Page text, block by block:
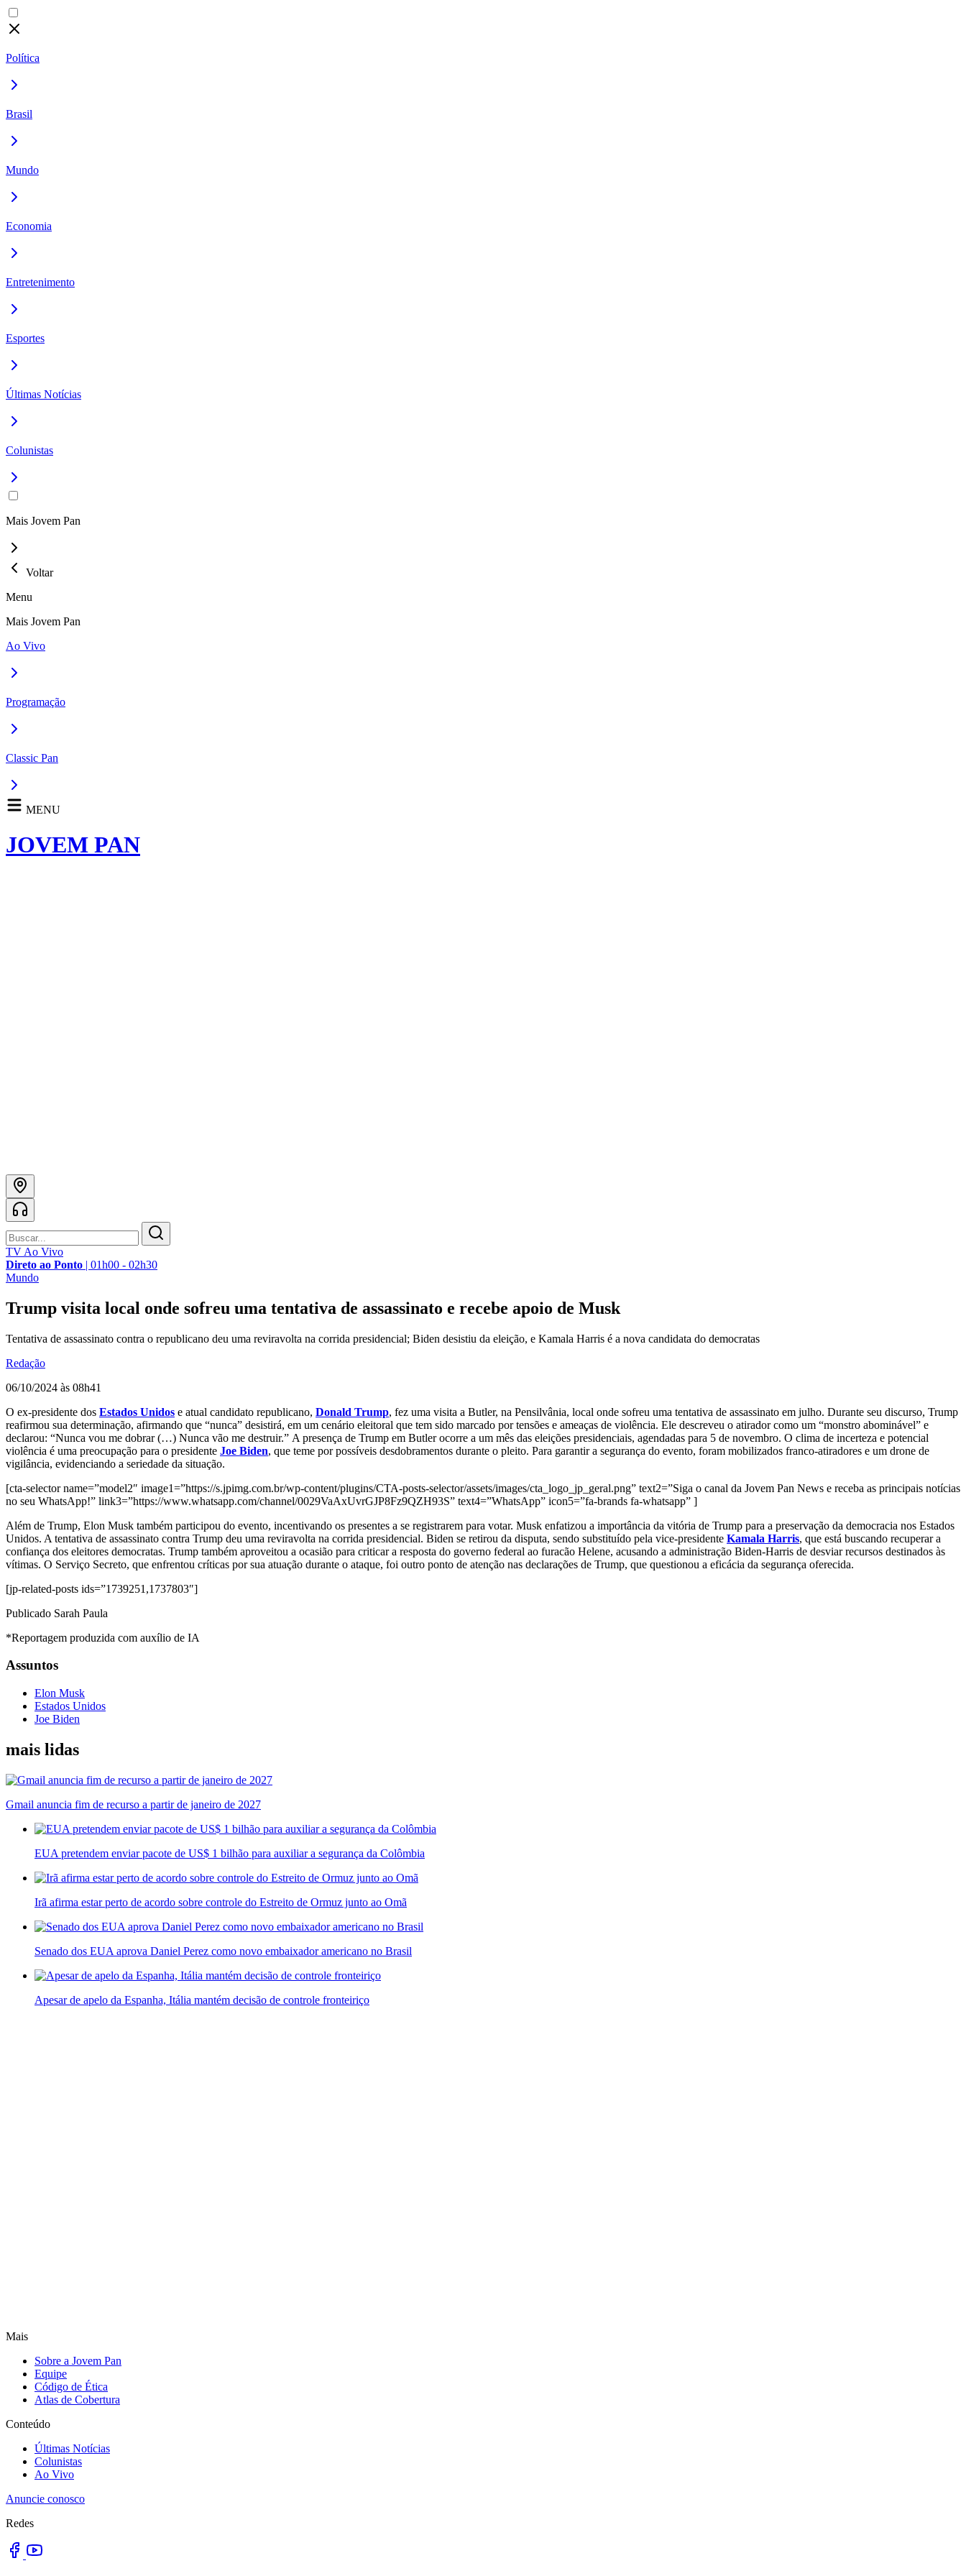
Política
Brasil
Mundo
Economia
Entretenimento
Esportes
Últimas Notícias
Colunistas
Mais Jovem Pan
Voltar
Menu
Mais Jovem Pan
Ao Vivo
Programação
Classic Pan
MENU
JOVEM PAN
TV Ao Vivo
Direto ao Ponto | 01h00 - 02h30
Mundo
Trump visita local onde sofreu uma tentativa de assassinato e recebe apoio de Musk
Tentativa de assassinato contra o republicano deu uma reviravolta na corrida presidencial; Biden desistiu da eleição, e Kamala Harris é a nova candidata do democratas
Redação
06/10/2024 às 08h41
O ex-presidente dos Estados Unidos e atual candidato republicano, Donald Trump, fez uma visita a Butler, na Pensilvânia, local onde sofreu uma tentativa de assassinato em julho. Durante seu discurso, Trump
reafirmou sua determinação, afirmando que “nunca” desistirá, em um cenário eleitoral que tem sido marcado por tensões e ameaças de violência. Ele descreveu o atirador como um “monstro abominável” e
declarou: “Nunca vou me dobrar (…) Nunca vão me destruir.” A presença de Trump em Butler ocorre a um mês das eleições presidenciais, agendadas para 5 de novembro. O clima de incerteza e potencial
violência é uma preocupação para o presidente Joe Biden, que teme por possíveis desdobramentos durante o pleito. Para garantir a segurança do evento, foram mobilizados franco-atiradores e um drone de
vigilância, evidenciando a seriedade da situação.
[cta-selector name=”model2″ image1=”https://s.jpimg.com.br/wp-content/plugins/CTA-posts-selector/assets/images/cta_logo_jp_geral.png” text2=”Siga o canal da Jovem Pan News e receba as principais notícias
no seu WhatsApp!” link3=”https://www.whatsapp.com/channel/0029VaAxUvrGJP8Fz9QZH93S” text4=”WhatsApp” icon5=”fa-brands fa-whatsapp” ]
Além de Trump, Elon Musk também participou do evento, incentivando os presentes a se registrarem para votar. Musk enfatizou a importância da vitória de Trump para a preservação da democracia nos Estados
Unidos. A tentativa de assassinato contra Trump deu uma reviravolta na corrida presidencial. Biden se retirou da disputa, sendo substituído pela vice-presidente Kamala Harris, que está buscando recuperar a
confiança dos eleitores democratas. Trump também aproveitou a ocasião para criticar a resposta do governo federal ao furacão Helene, acusando a administração Biden-Harris de desviar recursos destinados às
vítimas. O Serviço Secreto, que enfrentou críticas por sua atuação durante o ataque, foi outro ponto de atenção nas declarações de Trump, que questionou a eficácia da segurança oferecida.
[jp-related-posts ids=”1739251,1737803″]
Publicado Sarah Paula
*Reportagem produzida com auxílio de IA
Assuntos
Elon Musk
Estados Unidos
Joe Biden
mais lidas
Gmail anuncia fim de recurso a partir de janeiro de 2027
EUA pretendem enviar pacote de US$ 1 bilhão para auxiliar a segurança da Colômbia
Irã afirma estar perto de acordo sobre controle do Estreito de Ormuz junto ao Omã
Senado dos EUA aprova Daniel Perez como novo embaixador americano no Brasil
Apesar de apelo da Espanha, Itália mantém decisão de controle fronteiriço
Mais
Sobre a Jovem Pan
Equipe
Código de Ética
Atlas de Cobertura
Conteúdo
Últimas Notícias
Colunistas
Ao Vivo
Anuncie conosco
Redes